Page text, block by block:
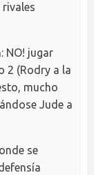
NO! jugar
2 (Rodry a la
mucho
Jude a
se